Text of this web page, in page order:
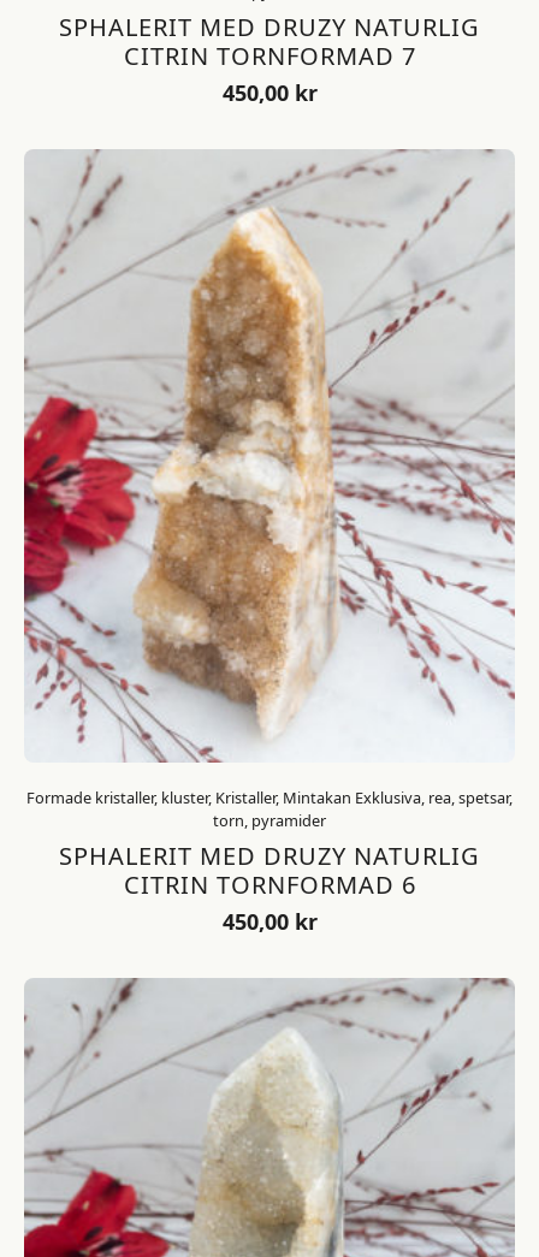
SPHALERIT MED DRUZY NATURLIG
CITRIN TORNFORMAD 7
450,00 kr
Formade kristaller, kluster, Kristaller, Mintakan Exklusiva, rea, spetsar,
torn, pyramider
SPHALERIT MED DRUZY NATURLIG
CITRIN TORNFORMAD 6
450,00 kr